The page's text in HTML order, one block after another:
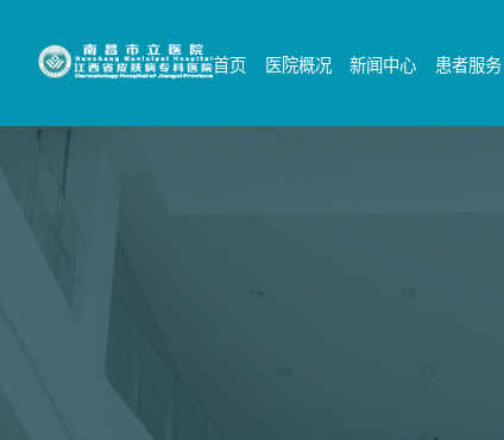
首页 医院概况 新闻中心 患者服务